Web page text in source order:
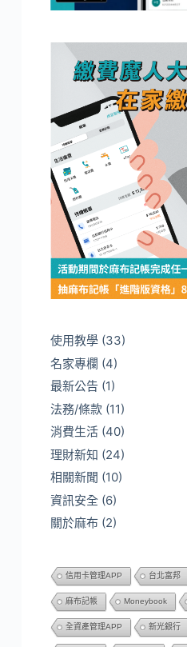
使用教學(33)
名家專欄 (4)
最新公告(1)
法務/條款(11)
消費生活(40)
理財新知 (24)
相關新聞 (10)
資訊安全(6)
關於麻布 (2)
信用卡管理APP 台北富邦
麻布記帳 Moneybook
全資產管理APP 新光銀行